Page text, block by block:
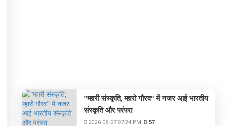
"म्हारी संस्कृति, म्हारो गौरव" में नजर आई भारतीय
संस्कृति और परंपरा
2026-08-07 07:24 PM 57